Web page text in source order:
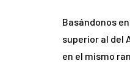
Basándonos
superior al del
en el mismo